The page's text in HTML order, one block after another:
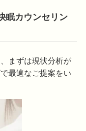
眠カウンセリン
まずは現状分析が
最適なご提案をい